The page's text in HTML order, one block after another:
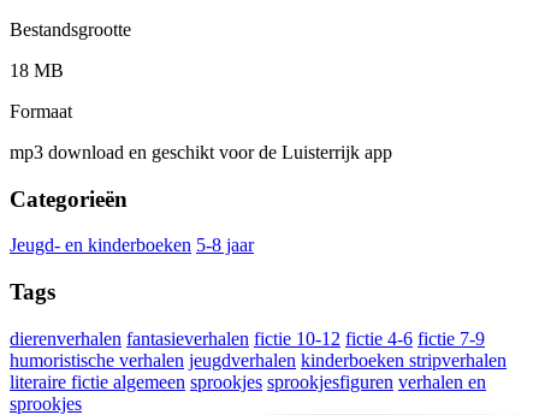
Bestandsgrootte
18 MB
Formaat
mp3 download en geschikt voor de Luisterrijk app
Categorieën
Jeugd- en kinderboeken 5-8 jaar
Tags
dierenverhalen fantasieverhalen fictie 10-12 fictie 4-6 fictie 7-9
humoristische verhalen jeugdverhalen kinderboeken stripverhalen
literaire fictie algemeen sprookjes sprookjesfiguren verhalen en
sprookjes